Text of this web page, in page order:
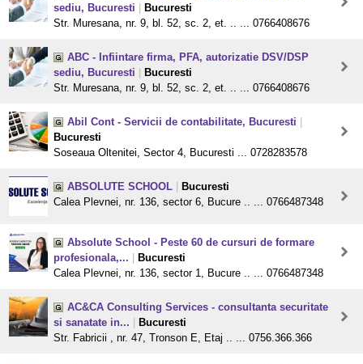
sediu, Bucuresti
Bucuresti
Str. Muresana, nr. 9, bl. 52, sc. 2, et. .. ... 0766408676
ABC - Infiintare firma, PFA, autorizatie DSV/DSP
sediu, Bucuresti
Bucuresti
Str. Muresana, nr. 9, bl. 52, sc. 2, et. .. ... 0766408676
Abil Cont - Servicii de contabilitate, Bucuresti
Bucuresti
Soseaua Oltenitei, Sector 4, Bucuresti ... 0728283578
ABSOLUTE SCHOOL
Bucuresti
Calea Plevnei, nr. 136, sector 6, Bucure .. ... 0766487348
Absolute School - Peste 60 de cursuri de formare
profesionala,...
Bucuresti
Calea Plevnei, nr. 136, sector 1, Bucure .. ... 0766487348
AC&CA Consulting Services - consultanta securitate
si sanatate in...
Bucuresti
Str. Fabricii , nr. 47, Tronson E, Etaj .. ... 0756.366.366